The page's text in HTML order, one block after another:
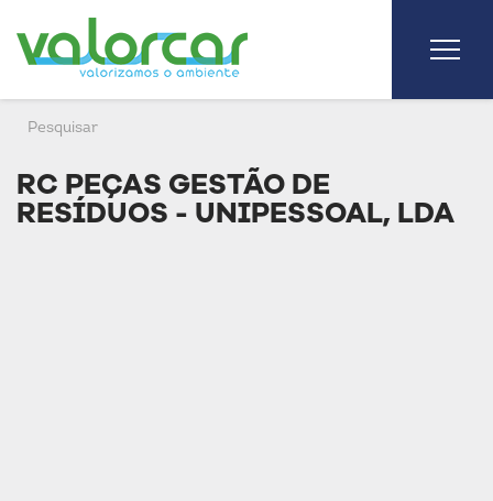
RC PEÇAS GESTÃO DE
RESÍDUOS - UNIPESSOAL, LDA